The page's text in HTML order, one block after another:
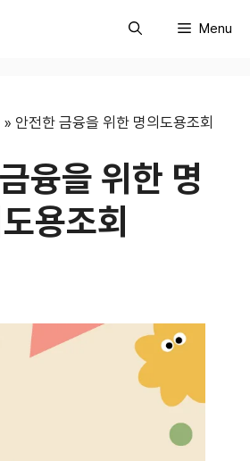
Menu
» 안전한 금융을 위한 명의도용조회
융을 위한 명
용조회